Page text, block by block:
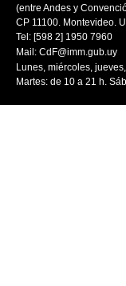
(entre Andes y
CP 11100. Montevideo.
Tel: [598 2] 1950 7960
Mail: CdF@imm.gub.uy
Lunes, miércoles,
Martes: de 10 a 21 h.